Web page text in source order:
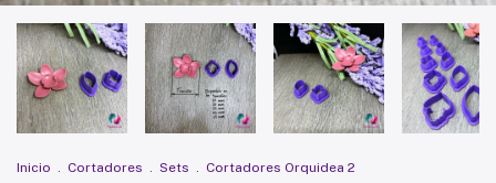
Inicio . Cortadores . Sets . Cortadores Orquidea 2